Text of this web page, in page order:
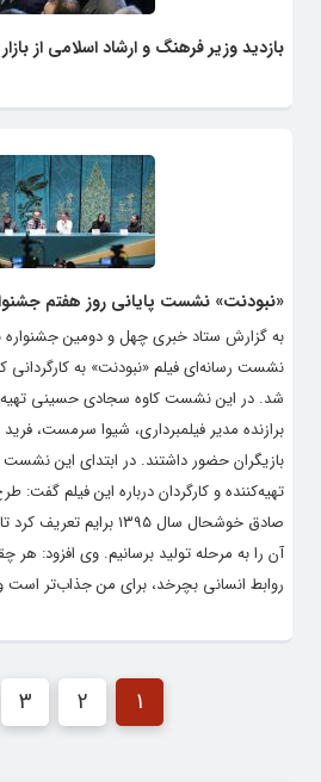
بازدید وزیر فرهنگ و ارشاد اسلامی از
«نبودنت» نشست پایانی روز هفتم
به گزارش ستاد خبری چهل و دومین جشنواره
نشست رسانه‌ای فیلم «نبودنت» به کارگردانی
شد. در این نشست کاوه سجادی حسینی تهیه
برازنده مدیر فیلمبرداری، شیوا سرمست،
بازیگران حضور داشتند. در ابتدای این
تهیه‌کننده و کارگردان درباره این فیلم گفت:
آن را به مرحله تولید برسانیم. وی افزود: هر
1
2
3